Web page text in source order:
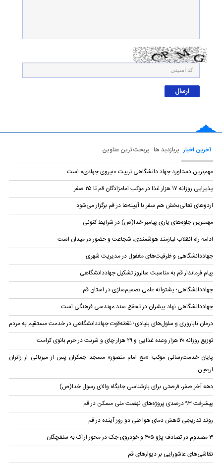
آخرین اخبار پربازدید ها پربحث ترین عناوین
مهم‌ترین دستاورد جهاد دانشگاهی تربیت «نیروی جهادی» است
پذیرایی روزانه ۱۷ هزار غذا در موکب امامزادگان قم تا ۲۵ صفر
اردو‌های تعالی‌بخش هم سفر با آیینه‌ها در قم برگزار می‌شود
مهمترین جلوه‌های یاری پیامبر خدا(ص) در شرایط کنونی
ادامه راه انقلاب نیازمند هوشمندی، شجاعت و حضور در میدان است
جهاددانشگاهی و ظرفیت‌های مغفول در مدیریت شهری
پیام فرماندار قم به مناسبت سالروز تشکیل جهاددانشگاهی
جهاددانشگاهی؛ پشتوانه علمی تصمیم‌سازی در استان قم
جهاددانشگاهی نهاد پیشران در تحقق سند مهندسی فرهنگی است
درمان ناباروری و سلول‌های بنیادی؛ نقطه‌قوت جهاددانشگاهی در خدمت مستقیم به مردم
توزیع روزانه ۲۰ هزار وعده غذایی و ۲۹ هزار چای و شربت در حرم بانوی کرامت
پایان خدمت‌رسانی موکب «مع امام منصور» مسجد جمکران پس از میزبانی از زائران
اربعین
دهه آخر صفر، فرصتی برای بازشناسی جایگاه والای رسول خدا(ص)
پیشرفت ۹۳ درصدی پروژه‌های نهضت ملی مسکن در قم
روند تدریجی کاهش دمای هوا طی دو روز آینده در قم
۳ مصدوم در تصادف پژو ۴۰۵ و خودروی جک در محور اراک به سلفچگان
نقاشی‌های عاشورایی بر دیوار‌های قم